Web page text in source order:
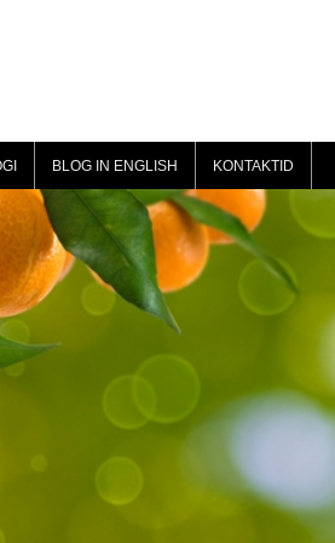
BLOG IN ENGLISH KONTAKTID